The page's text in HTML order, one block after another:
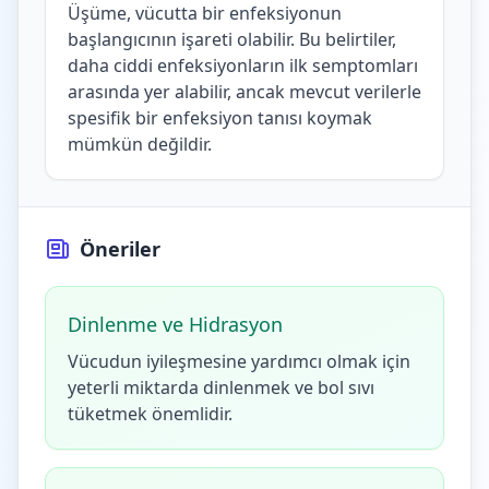
Üşüme, vücutta bir enfeksiyonun
başlangıcının işareti olabilir. Bu belirtiler,
daha ciddi enfeksiyonların ilk semptomları
arasında yer alabilir, ancak mevcut verilerle
spesifik bir enfeksiyon tanısı koymak
mümkün değildir.
Öneriler
Dinlenme ve Hidrasyon
Vücudun iyileşmesine yardımcı olmak için
yeterli miktarda dinlenmek ve bol sıvı
tüketmek önemlidir.